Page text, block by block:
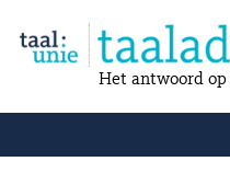
Het antwoord